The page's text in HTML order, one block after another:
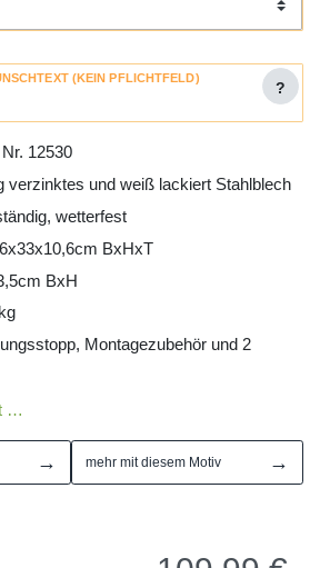
(KEIN PFLICHTFELD)
?
12530
verzinktes und weiß lackiert Stahlblech
wetterfest
BxHxT
BxH
Montagezubehör und 2
…
→ mehr mit diesem Motiv →